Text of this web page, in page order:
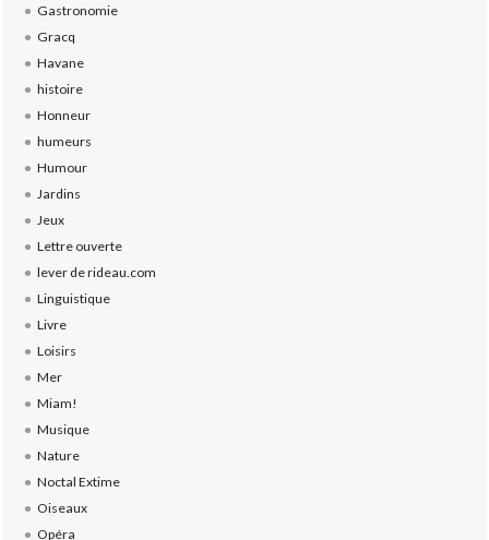
Gastronomie
Gracq
Havane
histoire
Honneur
humeurs
Humour
Jardins
Jeux
Lettre ouverte
lever de rideau.com
Linguistique
Livre
Loisirs
Mer
Miam!
Musique
Nature
Noctal Extime
Oiseaux
Opéra